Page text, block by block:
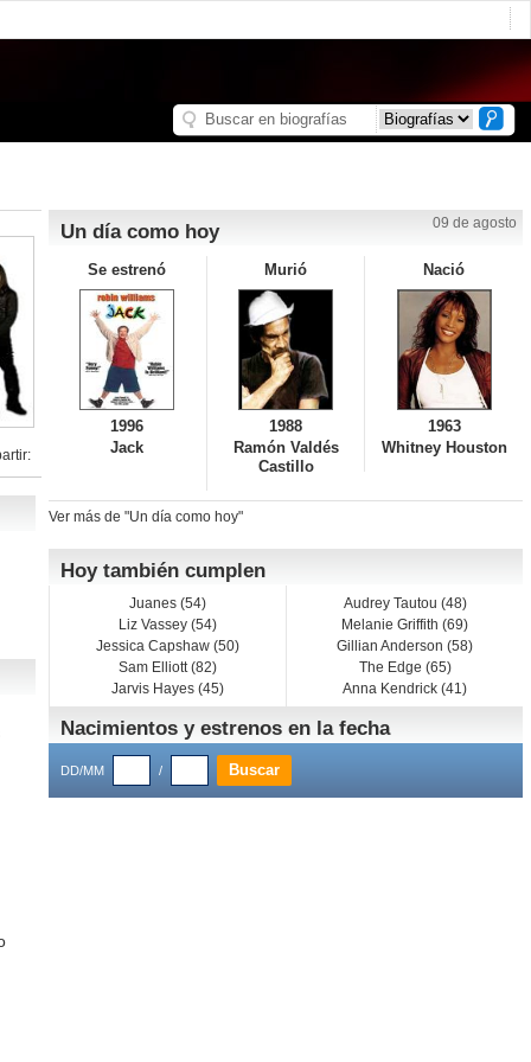
Un día como hoy 09 de agosto
Se estrenó
1996
Jack
Murió
1988
Ramón Valdés
Castillo
Nació
1963
Whitney Houston
Ver más de "Un día como hoy"
Hoy también cumplen
Juanes (54)
Liz Vassey (54)
Jessica Capshaw (50)
Sam Elliott (82)
Jarvis Hayes (45)
Audrey Tautou (48)
Melanie Griffith (69)
Gillian Anderson (58)
The Edge (65)
Anna Kendrick (41)
Nacimientos y estrenos en la fecha
DD/MM /